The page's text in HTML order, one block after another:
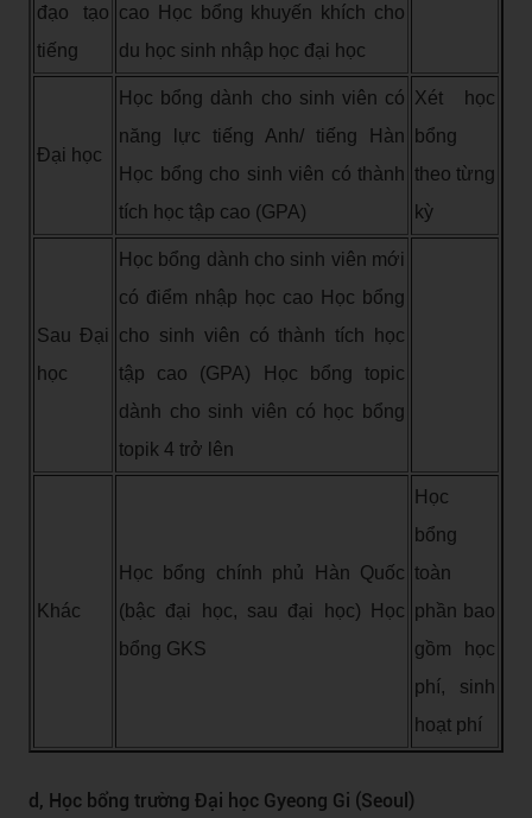
đạo tạo
tiếng
cao Học bổng khuyến khích cho
du học sinh nhập học đại học
Đại học
Học bổng dành cho sinh viên có
năng lực tiếng Anh/ tiếng Hàn
Học bổng cho sinh viên có thành
tích học tập cao (GPA)
Xét học
bổng
theo từng
kỳ
Sau Đại
học
Học bổng dành cho sinh viên mới
có điểm nhập học cao Học bổng
cho sinh viên có thành tích học
tập cao (GPA) Học bổng topic
dành cho sinh viên có học bổng
topik 4 trở lên
Khác
Học bổng chính phủ Hàn Quốc
(bậc đại học, sau đại học) Học
bổng GKS
Học
bổng
toàn
phần bao
gồm học
phí, sinh
hoạt phí
d, Học bổng trường Đại học Gyeong Gi (Seoul)